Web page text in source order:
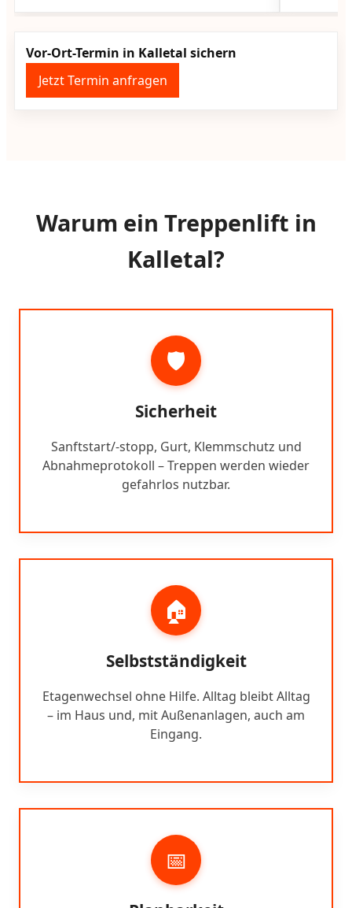
Vor-Ort-Termin in Kalletal sichern
Jetzt Termin anfragen
Warum ein Treppenlift in
Kalletal?
🛡️
Sicherheit
Sanftstart/-stopp, Gurt, Klemmschutz und
Abnahmeprotokoll – Treppen werden wieder
gefahrlos nutzbar.
🏠
Selbstständigkeit
Etagenwechsel ohne Hilfe. Alltag bleibt Alltag
– im Haus und, mit Außenanlagen, auch am
Eingang.
📅